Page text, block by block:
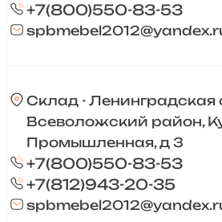
+7(800)550-83-53
Склад - Ленинградская
Всеволожский район,
Промышленная, д 3
+7(800)550-83-53
+7(812)943-20-35